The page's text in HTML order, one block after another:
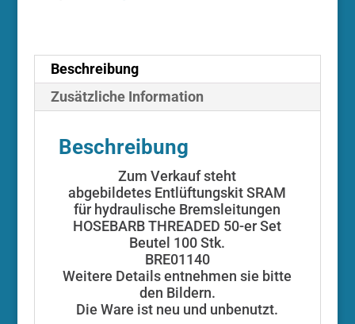
Beschreibung
Zusätzliche Information
Beschreibung
Zum Verkauf steht
abgebildetes Entlüftungskit SRAM
für hydraulische Bremsleitungen
HOSEBARB THREADED 50-er Set
Beutel 100 Stk.
BRE01140
Weitere Details entnehmen sie bitte
den Bildern.
Die Ware ist neu und unbenutzt.